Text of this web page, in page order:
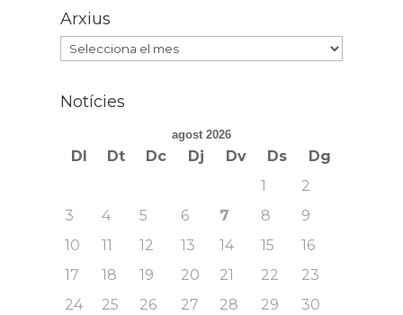
Arxius
Arxius
Notícies
agost 2026
Dl Dt Dc Dj Dv Ds
Dg
1
2
3
4 5 6 7 8
9
10
11 12 13 14 15
16
17
18 19 20 21 22
23
24
25 26 27 28 29
30